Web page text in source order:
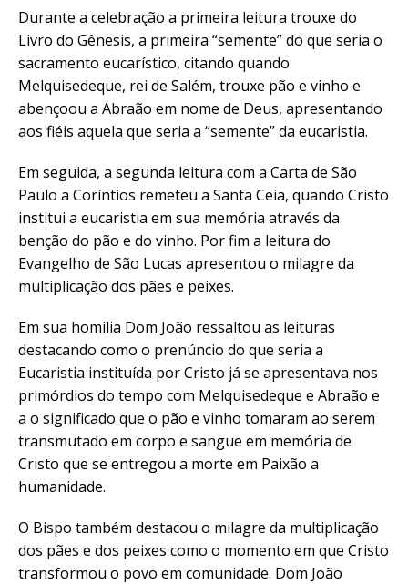
Durante a celebração a primeira leitura trouxe do
Livro do Gênesis, a primeira “semente” do que seria o
sacramento eucarístico, citando quando
Melquisedeque, rei de Salém, trouxe pão e vinho e
abençoou a Abraão em nome de Deus, apresentando
aos fiéis aquela que seria a “semente” da eucaristia.
Em seguida, a segunda leitura com a Carta de São
Paulo a Coríntios remeteu a Santa Ceia, quando Cristo
institui a eucaristia em sua memória através da
benção do pão e do vinho. Por fim a leitura do
Evangelho de São Lucas apresentou o milagre da
multiplicação dos pães e peixes.
Em sua homilia Dom João ressaltou as leituras
destacando como o prenúncio do que seria a
Eucaristia instituída por Cristo já se apresentava nos
primórdios do tempo com Melquisedeque e Abraão e
a o significado que o pão e vinho tomaram ao serem
transmutado em corpo e sangue em memória de
Cristo que se entregou a morte em Paixão a
humanidade.
O Bispo também destacou o milagre da multiplicação
dos pães e dos peixes como o momento em que Cristo
transformou o povo em comunidade. Dom João